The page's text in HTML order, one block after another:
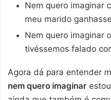
Nem quero imaginar
meu marido
Nem quero imaginar
tivéssemos falado
Agora dá para entender
nem quero imaginar